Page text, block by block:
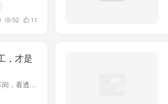
52 11
，才是
深耕焊接行业三十年，走遍大小工地、厂房车间，看透了这个行业最现实的差距。很多一线焊工，手上功夫无可挑剔。管道焊、全位置焊接、高空作业样样能扛，吃苦耐劳，不怕高温弧光，不怕粉尘劳累。